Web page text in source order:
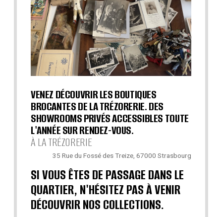
VENEZ DÉCOUVRIR LES BOUTIQUES
BROCANTES DE LA TRÉZORERIE. DES
SHOWROOMS PRIVÉS ACCESSIBLES TOUTE
L'ANNÉE SUR RENDEZ-VOUS.
À LA TRÉZORERIE
35 Rue du Fossé des Treize, 67000 Strasbourg
SI VOUS ÊTES DE PASSAGE DANS LE
QUARTIER, N'HÉSITEZ PAS À VENIR
DÉCOUVRIR NOS COLLECTIONS.